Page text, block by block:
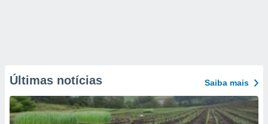
Últimas notícias Saiba mais